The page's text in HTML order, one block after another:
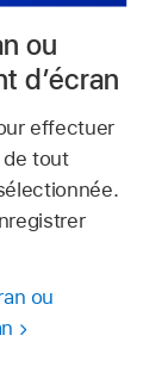
ou
d’écran
effectuer
tout
ou